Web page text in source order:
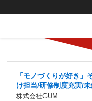
「モノづくりが好き
け担当/研修制度充実/
株式会社GUM